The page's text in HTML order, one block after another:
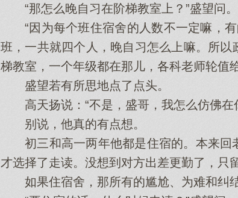
“那怎么晚自习在阶梯教室上？”盛望问。
“因为每个班住宿舍的人数不一定嘛，有
班，一共就四个人，晚自习怎么上嘛。所
梯教室，一个年级都在那儿，各科老师轮值
盛望若有所思地点了点头。
高天扬说：“不是，盛哥，我怎么仿佛在
别说，他真的有点想。
初三和高一两年他都是住宿的。本来回
才选择了走读。没想到对方出差更勤了，只
如果住宿舍，那所有的尴尬、为难和纠结